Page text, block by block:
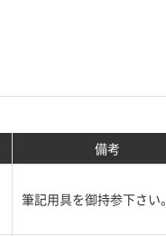
備考
筆記用具を御持参下さい。